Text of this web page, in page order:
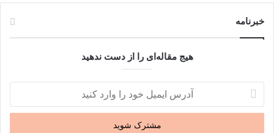
خبرنامه
هیج مقاله‌ای را از دست ندهید
آدرس
ایمیل
خود